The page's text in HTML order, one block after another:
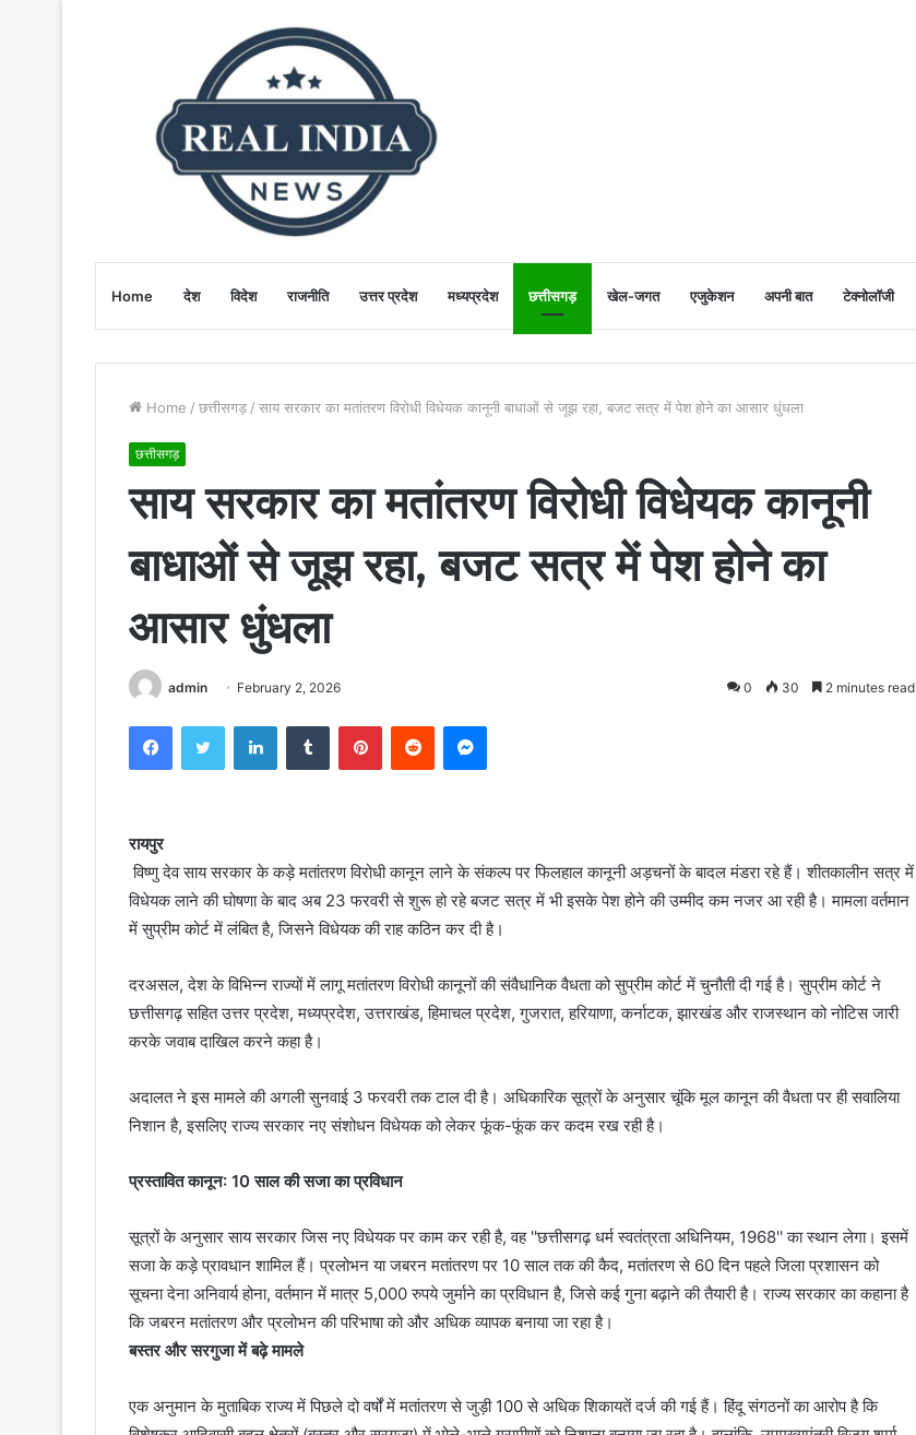
Home देश विदेश राजनीति उत्तर प्रदेश मध्यप्रदेश छत्तीसगड़ खेल-जगत एजुकेशन अपनी बात टेक्नोलॉजी
Home / छत्तीसगड़ / साय सरकार का मतांतरण विरोधी विधेयक कानूनी बाधाओं से जूझ रहा, बजट सत्र में पेश होने का आसार धुंधला
छत्तीसगड़
साय सरकार का मतांतरण विरोधी विधेयक कानूनी
बाधाओं से जूझ रहा, बजट सत्र में पेश होने का
आसार धुंधला
admin February 2, 2026 0 30 2 minutes read
FacebookTwitter LinkedInTumblr PinterestReddit Messenger
रायपुर
विष्णु देव साय सरकार के कड़े मतांतरण विरोधी कानून लाने के संकल्प पर फिलहाल कानूनी अड़चनों के बादल मंडरा रहे हैं। शीतकालीन सत्र में
विधेयक लाने की घोषणा के बाद अब 23 फरवरी से शुरू हो रहे बजट सत्र में भी इसके पेश होने की उम्मीद कम नजर आ रही है। मामला वर्तमान
में सुप्रीम कोर्ट में लंबित है, जिसने विधेयक की राह कठिन कर दी है।
दरअसल, देश के विभिन्न राज्यों में लागू मतांतरण विरोधी कानूनों की संवैधानिक वैधता को सुप्रीम कोर्ट में चुनौती दी गई है। सुप्रीम कोर्ट ने
छत्तीसगढ़ सहित उत्तर प्रदेश, मध्यप्रदेश, उत्तराखंड, हिमाचल प्रदेश, गुजरात, हरियाणा, कर्नाटक, झारखंड और राजस्थान को नोटिस जारी
करके जवाब दाखिल करने कहा है।
अदालत ने इस मामले की अगली सुनवाई 3 फरवरी तक टाल दी है। अधिकारिक सूत्रों के अनुसार चूंकि मूल कानून की वैधता पर ही सवालिया
निशान है, इसलिए राज्य सरकार नए संशोधन विधेयक को लेकर फूंक-फूंक कर कदम रख रही है।
प्रस्तावित कानून: 10 साल की सजा का प्रविधान
सूत्रों के अनुसार साय सरकार जिस नए विधेयक पर काम कर रही है, वह ''छत्तीसगढ़ धर्म स्वतंत्रता अधिनियम, 1968'' का स्थान लेगा। इसमें
सजा के कड़े प्रावधान शामिल हैं। प्रलोभन या जबरन मतांतरण पर 10 साल तक की कैद, मतांतरण से 60 दिन पहले जिला प्रशासन को
सूचना देना अनिवार्य होना, वर्तमान में मात्र 5,000 रुपये जुर्माने का प्रविधान है, जिसे कई गुना बढ़ाने की तैयारी है। राज्य सरकार का कहाना है
कि जबरन मतांतरण और प्रलोभन की परिभाषा को और अधिक व्यापक बनाया जा रहा है।
बस्तर और सरगुजा में बढ़े मामले
एक अनुमान के मुताबिक राज्य में पिछले दो वर्षों में मतांतरण से जुड़ी 100 से अधिक शिकायतें दर्ज की गई हैं। हिंदू संगठनों का आरोप है कि